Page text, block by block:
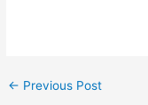
← Previous Post